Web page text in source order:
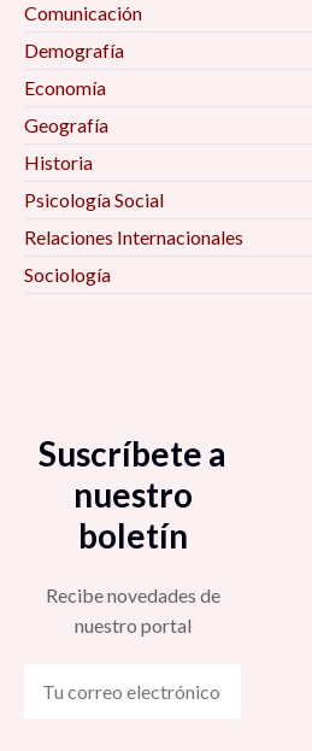
Comunicación
Demografía
Economía
Geografía
Historia
Psicología Social
Relaciones Internacionales
Sociología
Suscríbete a
nuestro
boletín
Recibe novedades de
nuestro portal